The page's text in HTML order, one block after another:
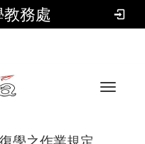
務處
Toggle